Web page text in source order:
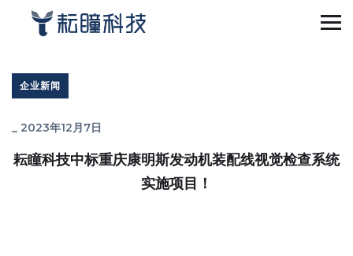
企业新闻
_ 2023年12月7日
耘瞳科技中标重庆康明斯发动机装配线视觉检查系统
实施项目！